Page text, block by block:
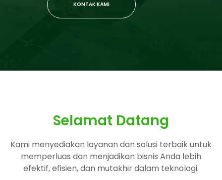
KONTAK KAMI
Selamat Datang
Kami menyediakan layanan dan solusi terbaik untuk
memperluas dan menjadikan bisnis Anda lebih
efektif, efisien, dan mutakhir dalam teknologi.